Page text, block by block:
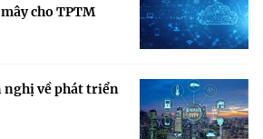
cho TPTM
nghị về phát triển